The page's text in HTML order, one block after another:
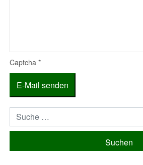
Captcha *
E-Mail senden
Suchen